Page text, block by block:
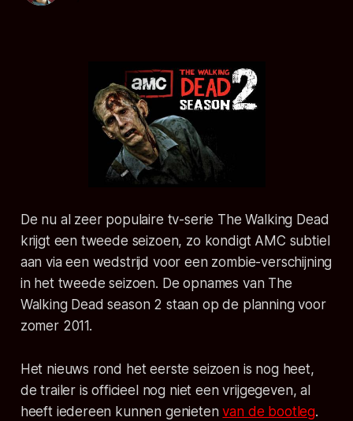
De nu al zeer populaire tv-serie The Walking Dead
krijgt een tweede seizoen, zo kondigt AMC subtiel
aan via een wedstrijd voor een zombie-verschijning
in het tweede seizoen. De opnames van The
Walking Dead season 2 staan op de planning voor
zomer 2011.
Het nieuws rond het eerste seizoen is nog heet,
de trailer is officieel nog niet een vrijgegeven, al
heeft iedereen kunnen genietenvan de bootleg.